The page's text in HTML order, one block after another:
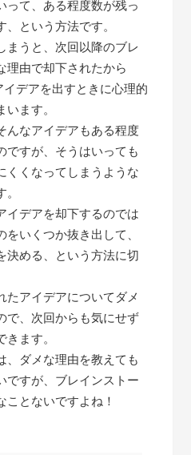
って、ある程度数が残っ
という方法です。
まうと、次回以降のブレ
理由で却下されたから
デアを出すときに心理的
ます。
んなアイデアもある程度
ですが、そうはいっても
くくなってしまうような
イデアを却下するのでは
いくつか抜き出して、
決める、という方法に切
たアイデアについてダメ
で、次回からも気にせず
ます。
、ダメな理由を教えても
ですが、ブレインストー
ことないですよね！